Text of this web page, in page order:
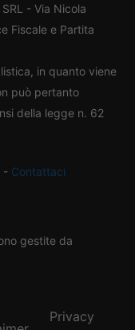
- Via Nicola
Fiscale e Partita
in quanto viene
può pertanto
della legge n. 62
- Contattaci
gestite da
Privacy